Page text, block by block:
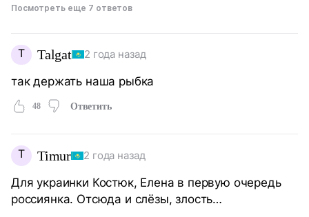
Посмотреть еще 7 ответов
T Talgat 2 года назад
так держать наша рыбка
48 Ответить
T Timur 2 года назад
Для украинки Костюк, Елена в первую очередь
россиянка. Отсюда и слёзы, злость…